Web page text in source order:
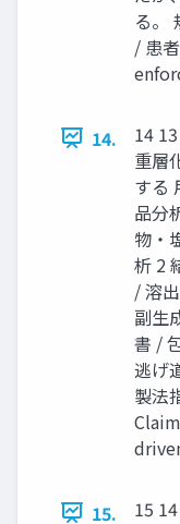
る。
/ 患
14.
14
重層
する
品分
物・
析 2
/ 溶
副生
書 /
逃げ
製法
15.
15